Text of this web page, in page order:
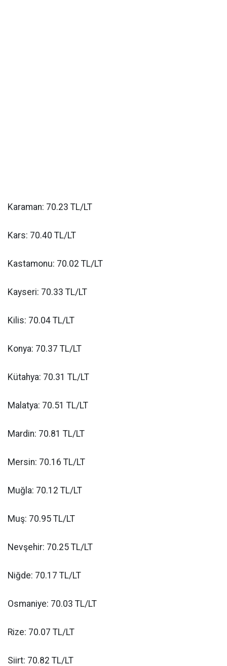
Karaman: 70.23 TL/LT
Kars: 70.40 TL/LT
Kastamonu: 70.02 TL/LT
Kayseri: 70.33 TL/LT
Kilis: 70.04 TL/LT
Konya: 70.37 TL/LT
Kütahya: 70.31 TL/LT
Malatya: 70.51 TL/LT
Mardin: 70.81 TL/LT
Mersin: 70.16 TL/LT
Muğla: 70.12 TL/LT
Muş: 70.95 TL/LT
Nevşehir: 70.25 TL/LT
Niğde: 70.17 TL/LT
Osmaniye: 70.03 TL/LT
Rize: 70.07 TL/LT
Siirt: 70.82 TL/LT